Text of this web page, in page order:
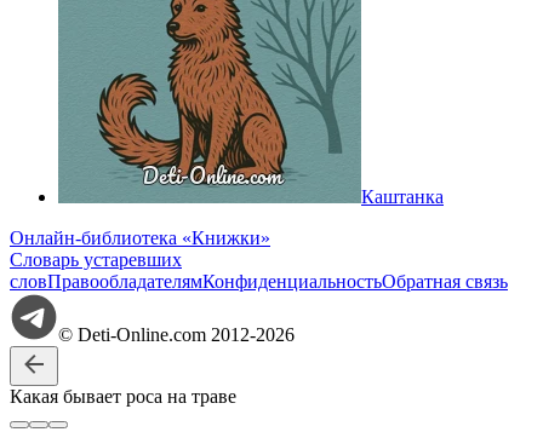
Каштанка
Онлайн-библиотека «Книжки»
Словарь устаревших
словПравообладателямКонфиденциальностьОбратная связь
© Deti-Online.com 2012-2026
Какая бывает роса на траве